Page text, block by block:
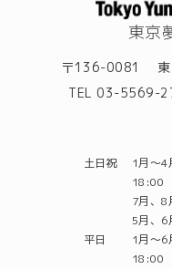
東京
〒136-0081
TEL 03-5569-
土日祝
1月～
18:00
7月、
5月、
平日
1月～
18:00